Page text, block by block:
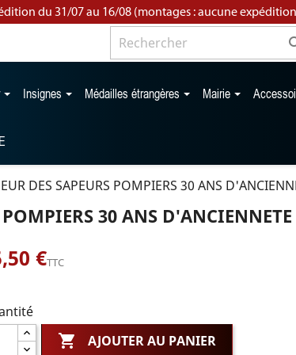
du 31/07 au 16/08 (montages : aucune
Insignes Médailles étrangères Mairie
DES SAPEURS POMPIERS 30 ANS
30 ANS D'ANCIENNETE
€TTC
 AJOUTER AU PANIER